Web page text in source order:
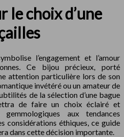
le choix d’une
l’engagement et l’amour
Ce bijou précieux, porté
attention particulière lors de son
invétéré ou un amateur de
de la sélection d’une bague
de faire un choix éclairé et
aux tendances
considérations éthiques, ce guide
dans cette décision importante.